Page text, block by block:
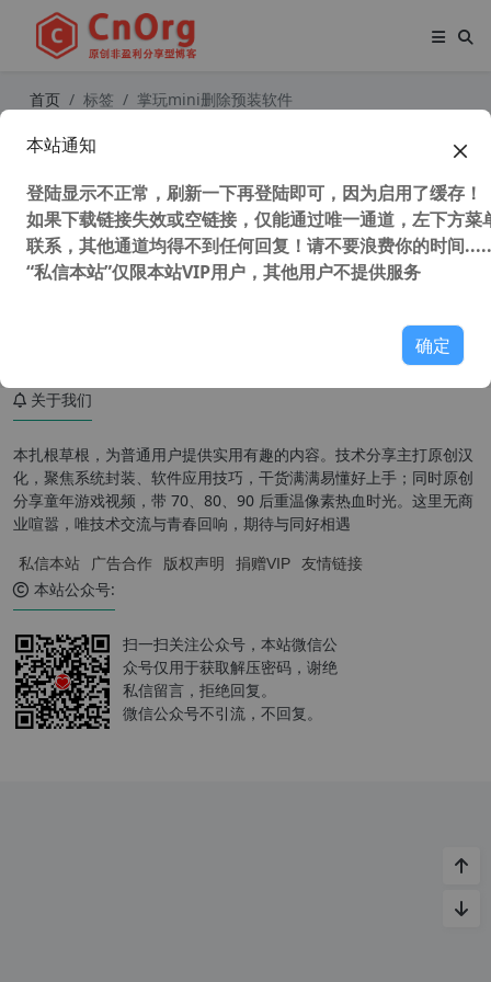
首页 标签 掌玩mini删除预装软件
删除不了预装问题
关于我们
本扎根草根，为普通用户提供实用有趣的内容。技术分享主打原创汉
化，聚焦系统封装、软件应用技巧，干货满满易懂好上手；同时原创
分享童年游戏视频，带 70、80、90 后重温像素热血时光。这里无商
业喧嚣，唯技术交流与青春回响，期待与同好相遇
私信本站 广告合作 版权声明 捐赠VIP 友情链接
本站公众号:
扫一扫关注公众号，本站微信公
众号仅用于获取解压密码，谢绝
私信留言，拒绝回复。
微信公众号不引流，不回复。
本站通知
登陆显示不正常，刷新一下再登陆即可，因为启用了缓存！
如果下载链接失效或空链接，仅能通过唯一通道，左下方菜
联系，其他通道均得不到任何回复！请不要浪费你的时间
“私信本站”仅限本站VIP用户，其他用户不提供服务
确定